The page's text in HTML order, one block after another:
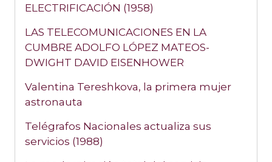
ELECTRIFICACIÓN (1958)
LAS TELECOMUNICACIONES EN LA
CUMBRE ADOLFO LÓPEZ MATEOS-
DWIGHT DAVID EISENHOWER
Valentina Tereshkova, la primera mujer
astronauta
Telégrafos Nacionales actualiza sus
servicios (1988)